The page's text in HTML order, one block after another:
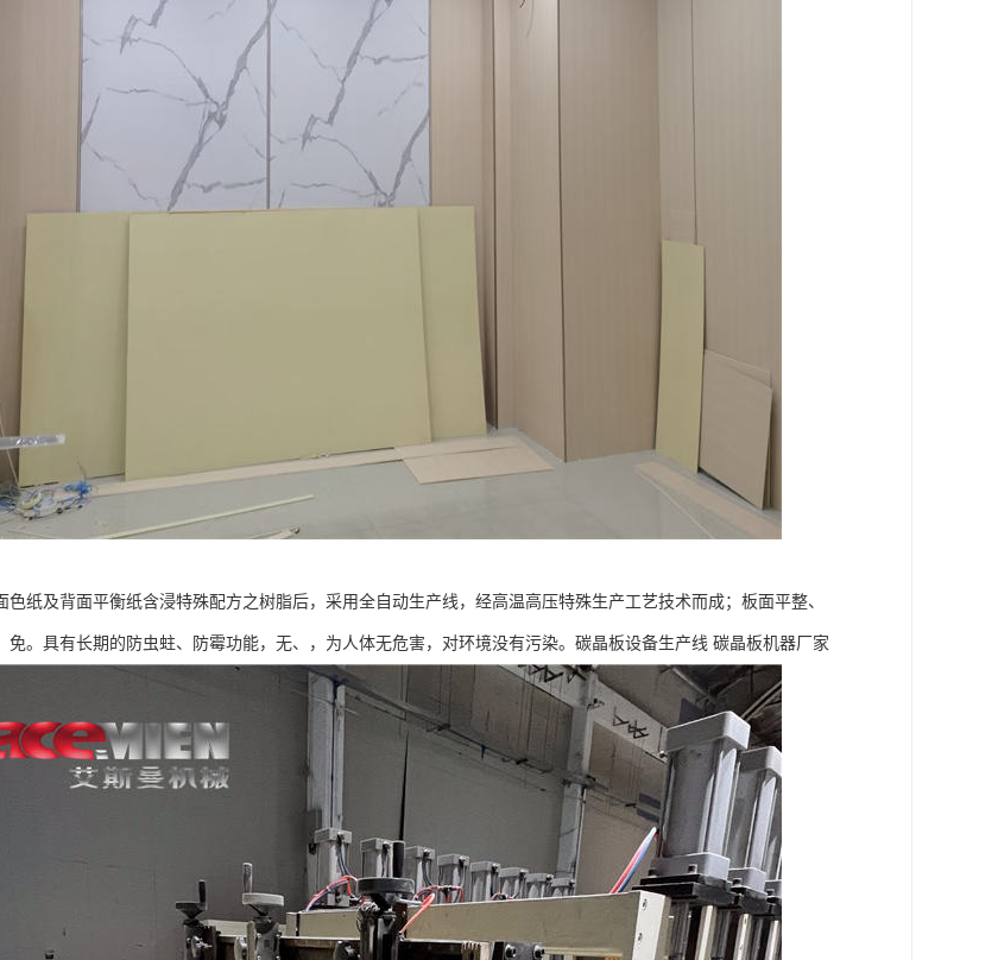
纸及背面平衡纸含浸特殊配方之树脂后，采用全自动生产线，经高温高压特殊生产工艺技术而成；板面平整、
免。具有长期的防虫蛀、防霉功能，无、，为人体无危害，对环境没有污染。碳晶板设备生产线 碳晶板机器厂家